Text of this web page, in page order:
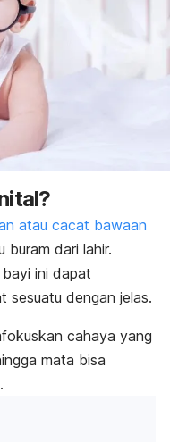
atau cacat bawaan
buram dari lahir.
ini dapat
sesuatu dengan jelas.
cahaya yang
mata bisa